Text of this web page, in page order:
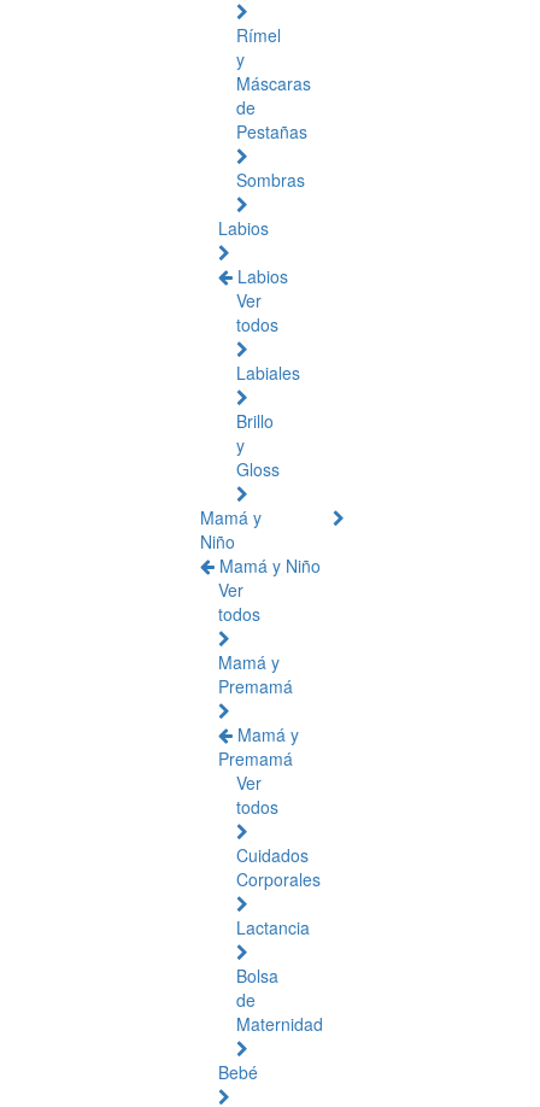
Rímel
y
Máscaras
de
Pestañas
Sombras
Labios
Labios
Ver
todos
Labiales
Brillo
y
Gloss
Mamá y
Niño
Mamá y Niño
Ver
todos
Mamá y
Premamá
Mamá y
Premamá
Ver
todos
Cuidados
Corporales
Lactancia
Bolsa
de
Maternidad
Bebé